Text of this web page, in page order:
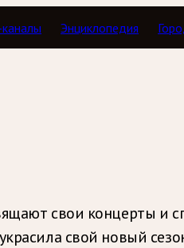
Энциклопедия
свои концерты и
свой новый